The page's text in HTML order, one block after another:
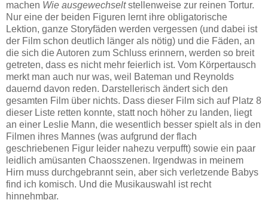
machen Wie ausgewechseltstellenweise zur reinen Tortur.
Nur eine der beiden Figuren lernt ihre obligatorische
Lektion, ganze Storyfäden werden vergessen (und dabei ist
der Film schon deutlich länger als nötig) und die Fäden, an
die sich die Autoren zum Schluss erinnern, werden so breit
getreten, dass es nicht mehr feierlich ist. Vom Körpertausch
merkt man auch nur was, weil Bateman und Reynolds
dauernd davon reden. Darstellerisch ändert sich den
gesamten Film über nichts. Dass dieser Film sich auf Platz 8
dieser Liste retten konnte, statt noch höher zu landen, liegt
an einer Leslie Mann, die wesentlich besser spielt als in den
Filmen ihres Mannes (was aufgrund der flach
geschriebenen Figur leider nahezu verpufft) sowie ein paar
leidlich amüsanten Chaosszenen. Irgendwas in meinem
Hirn muss durchgebrannt sein, aber sich verletzende Babys
find ich komisch. Und die Musikauswahl ist recht
hinnehmbar.